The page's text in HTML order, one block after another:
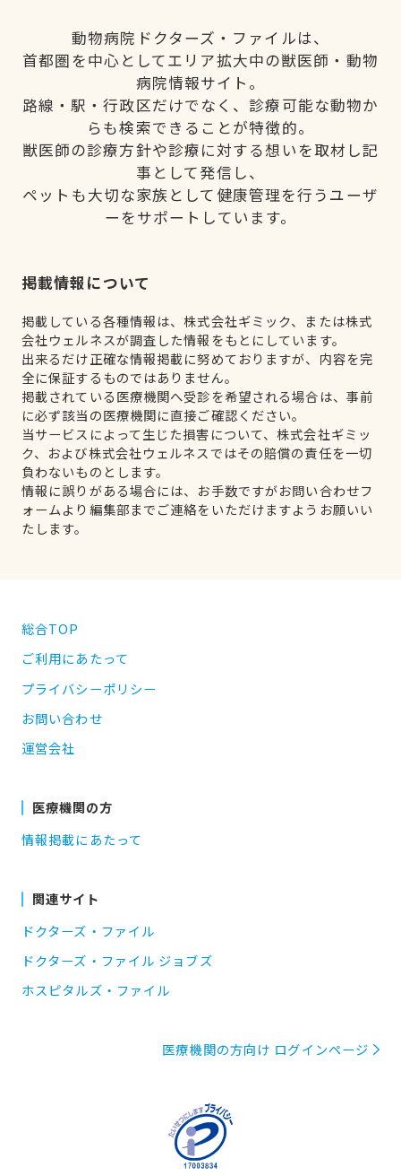
動物病院ドクターズ・ファイルは、
首都圏を中心としてエリア拡大中の獣医師・動物
病院情報サイト。
路線・駅・行政区だけでなく、診療可能な動物か
らも検索できることが特徴的。
獣医師の診療方針や診療に対する想いを取材し記
事として発信し、
ペットも大切な家族として健康管理を行うユーザ
ーをサポートしています。
掲載情報について
掲載している各種情報は、株式会社ギミック、または株式
会社ウェルネスが調査した情報をもとにしています。
出来るだけ正確な情報掲載に努めておりますが、内容を完
全に保証するものではありません。
掲載されている医療機関へ受診を希望される場合は、事前
に必ず該当の医療機関に直接ご確認ください。
当サービスによって生じた損害について、株式会社ギミッ
ク、および株式会社ウェルネスではその賠償の責任を一切
負わないものとします。
情報に誤りがある場合には、お手数ですがお問い合わせフ
ォームより編集部までご連絡をいただけますようお願いい
たします。
総合TOP
ご利用にあたって
プライバシーポリシー
お問い合わせ
運営会社
医療機関の方
情報掲載にあたって
関連サイト
ドクターズ・ファイル
ドクターズ・ファイル ジョブズ
ホスピタルズ・ファイル
医療機関の方向け ログインページ